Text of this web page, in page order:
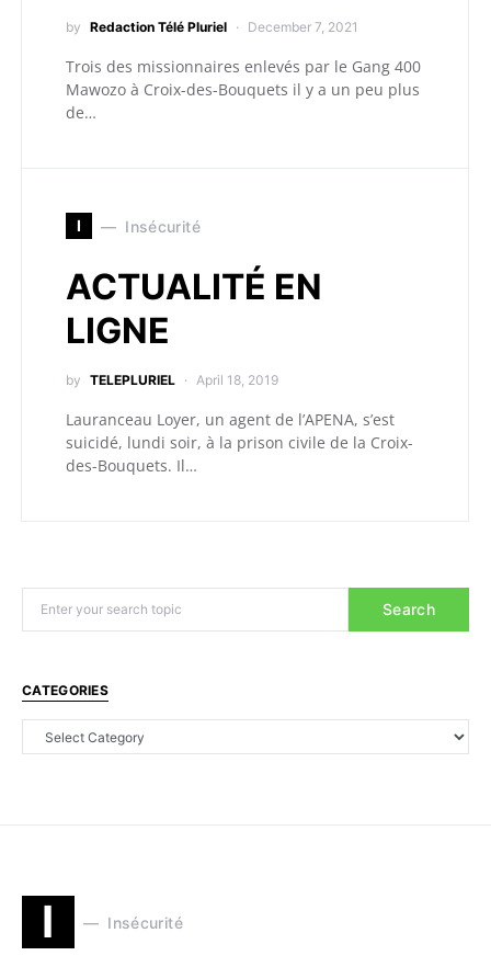
by Redaction Télé Pluriel December 7, 2021
Trois des missionnaires enlevés par le Gang 400
Mawozo à Croix-des-Bouquets il y a un peu plus
de…
I Insécurité
ACTUALITÉ EN
LIGNE
by TELEPLURIEL April 18, 2019
Lauranceau Loyer, un agent de l’APENA, s’est
suicidé, lundi soir, à la prison civile de la Croix-
des-Bouquets. Il…
Search
CATEGORIES
I Insécurité